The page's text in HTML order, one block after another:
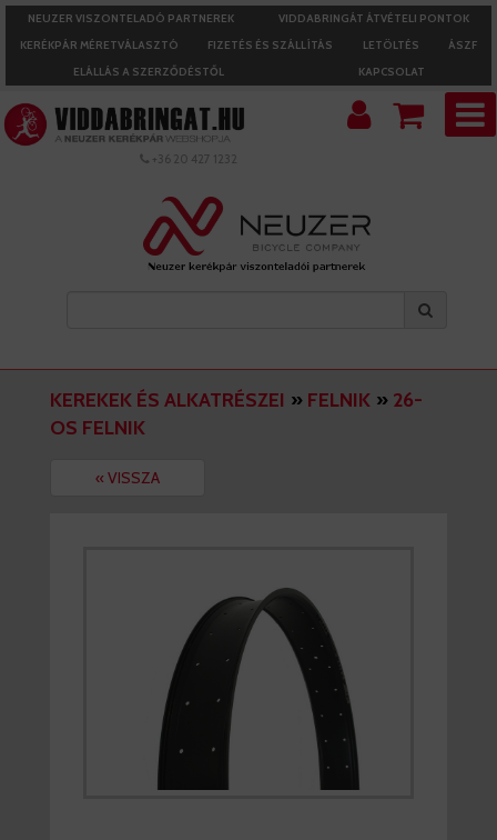
NEUZER VISZONTELADÓ PARTNEREK
VIDDABRINGÁT ÁTVÉTELI PONTOK
KERÉKPÁR MÉRETVÁLASZTÓ
FIZETÉS ÉS SZÁLLÍTÁS LETÖLTÉS
ÁSZF
ELÁLLÁS A SZERZŐDÉSTŐL
KAPCSOLAT
+36 20 427 1232
KEREKEK ÉS ALKATRÉSZEI » FELNIK » 26-
OS FELNIK
« VISSZA